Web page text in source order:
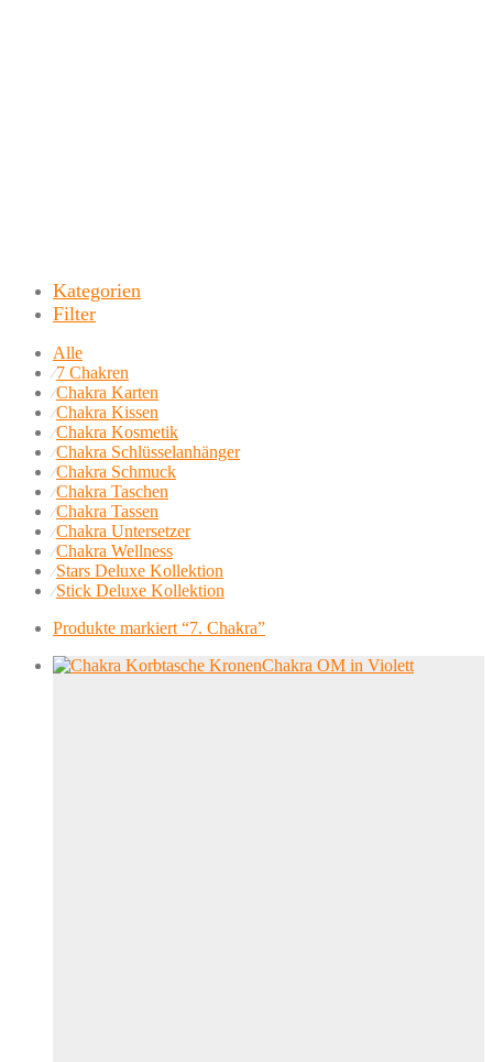
Kategorien
Filter
Alle
⁄7 Chakren
⁄Chakra Karten
⁄Chakra Kissen
⁄Chakra Kosmetik
⁄Chakra Schlüsselanhänger
⁄Chakra Schmuck
⁄Chakra Taschen
⁄Chakra Tassen
⁄Chakra Untersetzer
⁄Chakra Wellness
⁄Stars Deluxe Kollektion
⁄Stick Deluxe Kollektion
Produkte markiert “7. Chakra”